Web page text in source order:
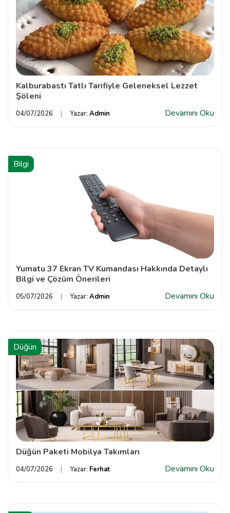
Kalburabastı Tatlı Tarifiyle Geleneksel Lezzet
Şöleni
04/07/2026 Yazar: Admin Devamını Oku
Bilgi
Yumatu 37 Ekran TV Kumandası Hakkında Detaylı
Bilgi ve Çözüm Önerileri
05/07/2026 Yazar: Admin Devamını Oku
Düğün
Düğün Paketi Mobilya Takımları
04/07/2026 Yazar: Ferhat Devamını Oku